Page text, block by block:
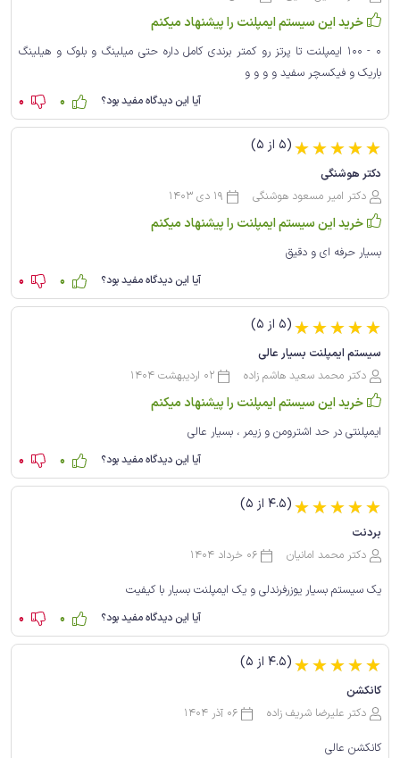
خرید این سیستم ایمپلنت را پیشنهاد میکنم
0 - 100 ایمپلنت تا پرتز رو کمتر برندی کامل داره حتی میلینگ و بلوک و هیلینگ
باریک و فیکسچر سفید و و و و
آیا این دیدگاه مفید بود؟ 0
0
(5 از 5)☆☆☆☆☆
دکتر هوشنگی
دکتر امیر مسعود هوشنگی
19 دی 1403
خرید این سیستم ایمپلنت را پیشنهاد میکنم
بسیار حرفه ای و دقیق
آیا این دیدگاه مفید بود؟ 0
0
(5 از 5)☆☆☆☆☆
سیستم ایمپلنت بسیار عالی
دکتر محمد سعید هاشم زاده
02 اردیبهشت 1404
خرید این سیستم ایمپلنت را پیشنهاد میکنم
ایمپلنتی در حد اشترومن و زیمر ، بسیار عالی
آیا این دیدگاه مفید بود؟ 0
0
(4.5 از 5)☆☆☆☆☆
بردنت
دکتر محمد امانیان
06 خرداد 1404
یک سیستم بسیار یوزرفرندلی و یک ایمپلنت بسیار با کیفیت
آیا این دیدگاه مفید بود؟ 0
0
(4.5 از 5)☆☆☆☆☆
کانکشن
دکتر علیرضا شریف زاده
06 آذر 1404
کانکشن عالی